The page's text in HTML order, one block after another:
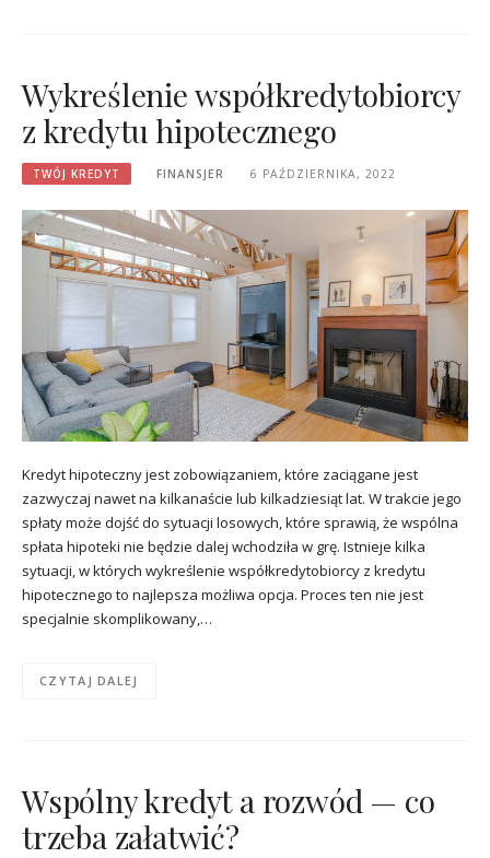
Wykreślenie współkredytobiorcy
z kredytu hipotecznego
TWÓJ KREDYT FINANSJER 6 PAŹDZIERNIKA, 2022
Kredyt hipoteczny jest zobowiązaniem, które zaciągane jest
zazwyczaj nawet na kilkanaście lub kilkadziesiąt lat. W trakcie jego
spłaty może dojść do sytuacji losowych, które sprawią, że wspólna
spłata hipoteki nie będzie dalej wchodziła w grę. Istnieje kilka
sytuacji, w których wykreślenie współkredytobiorcy z kredytu
hipotecznego to najlepsza możliwa opcja. Proces ten nie jest
specjalnie skomplikowany,…
CZYTAJ DALEJ
Wspólny kredyt a rozwód — co
trzeba załatwić?